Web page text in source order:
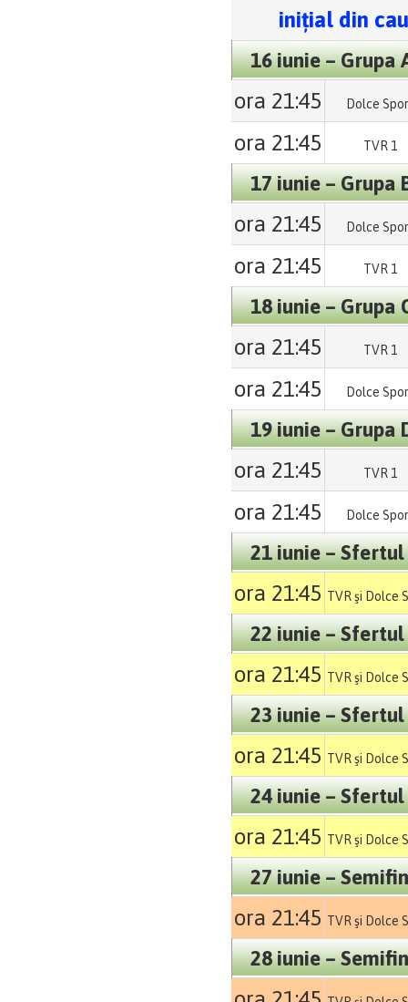
inițial din
16 iunie – Grupa
ora 21:45 Dolce
ora 21:45 TVR 1
17 iunie – Grupa
ora 21:45 Dolce
ora 21:45 TVR 1
18 iunie – Grupa
ora 21:45 TVR 1
ora 21:45 Dolce
19 iunie – Grupa
ora 21:45 TVR 1
ora 21:45 Dolce
21 iunie – Sfertul
ora 21:45 TVR şi Dolce
22 iunie – Sfertul
ora 21:45 TVR şi Dolce
23 iunie – Sfertul
ora 21:45 TVR şi Dolce
24 iunie – Sfertul
ora 21:45 TVR şi Dolce
27 iunie –
ora 21:45 TVR şi Dolce
28 iunie –